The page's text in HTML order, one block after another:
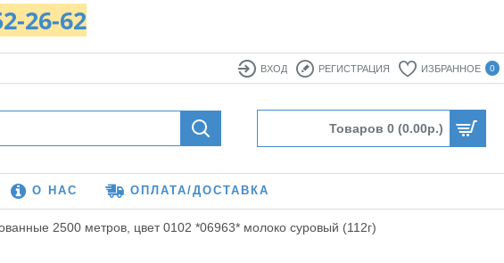
26-62
ВХОД РЕГИСТРАЦИЯ ИЗБРАННОЕ 0
Товаров 0 (0.00р.)
О НАС ОПЛАТА/ДОСТАВКА
2500 метров, цвет 0102 *06963* молоко суровый (112г)